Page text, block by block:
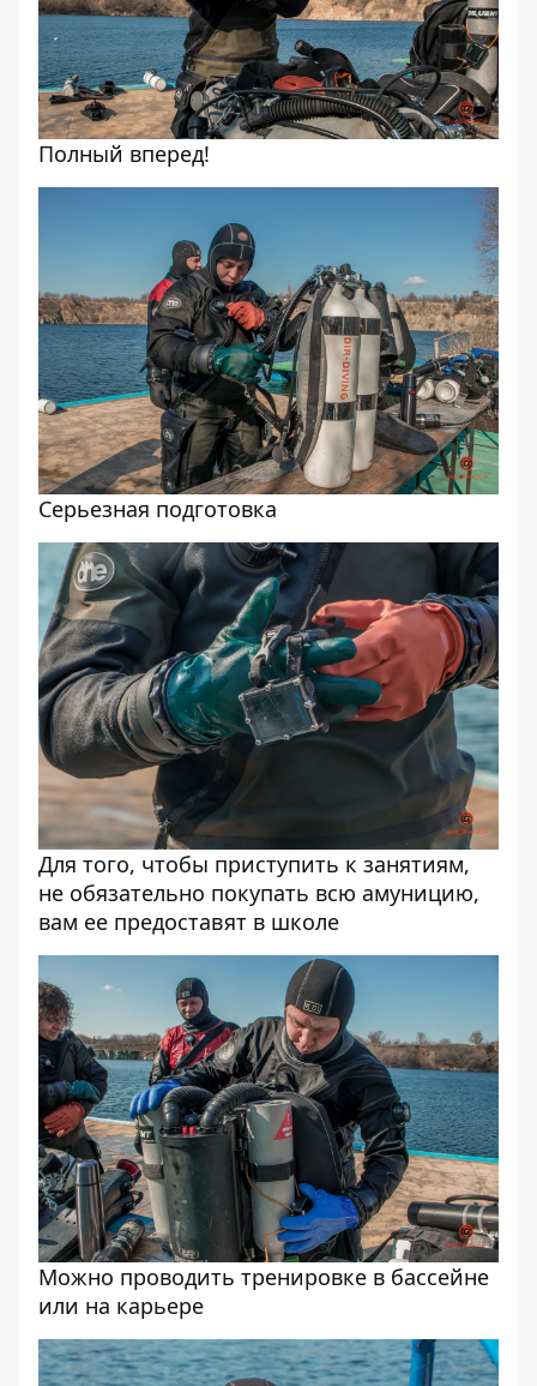
Полный вперед!
Серьезная подготовка
Для того, чтобы приступить к занятиям,
не обязательно покупать всю амуницию,
вам ее предоставят в школе
Можно проводить тренировке в бассейне
или на карьере